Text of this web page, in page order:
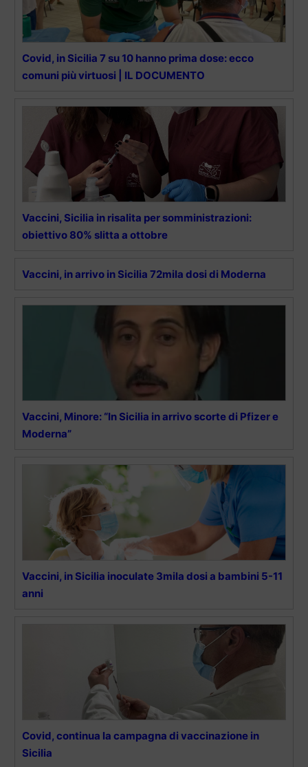
Covid, in Sicilia 7 su 10 hanno prima dose: ecco
comuni più virtuosi | IL DOCUMENTO
Vaccini, Sicilia in risalita per somministrazioni:
obiettivo 80% slitta a ottobre
Vaccini, in arrivo in Sicilia 72mila dosi di Moderna
Vaccini, Minore: “In Sicilia in arrivo scorte di Pfizer e
Moderna”
Vaccini, in Sicilia inoculate 3mila dosi a bambini 5-11
anni
Covid, continua la campagna di vaccinazione in
Sicilia